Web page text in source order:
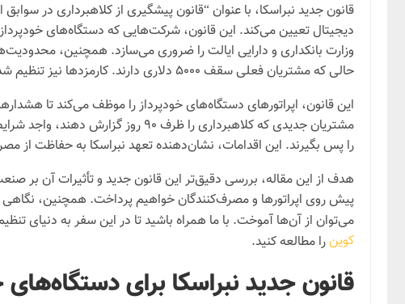
قانون جدید نبراسکا، با عنوان “قانون پیشگیری از کلاهبرداری در
دیجیتال تعیین می‌کند. این قانون، شرکت‌هایی که دستگاه‌های خودپرداز
حالی که مشتریان فعلی سقف ۵۰۰۰ دلاری دارند. کارمزدها نیز تنظیم شده و حداکثر ۱۸ درصد در هر تراکنش تعیین شده است.
این قانون، اپراتورهای دستگاه‌های خودپرداز را موظف می‌کند تا
مشتریان جدیدی که کلاهبرداری را
را پس بگیرند. این اقدامات، نشان‌دهنده تعهد نبراسکا به حفاظت
هدف از این مقاله، بررسی دقیق‌تر این قانون جدید و تأثیرات آن بر
پیش روی اپراتورها و مصرف‌کنندگان خواهیم پرداخت. همچنین،
می‌توان از آن‌ها آموخت. با ما همراه باشید تا در این سفر به دنیای
کوینرا مطالعه کنید.
قانون جدید نبراسکا برای دستگاه‌های